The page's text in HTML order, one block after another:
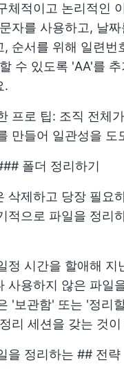
체적이고 논리적인
자를 사용하고, 날
, 순서를 위해 일련번
수 있도록 'AA'를 추
.
프로 팁: 조직 전체
만들어 일관성을 도
폴더 정리하기
삭제하고 당장 필요
적으로 파일을 정리
정 시간을 할애해 지
사용하지 않은 파일
'보관함' 또는 '정리
리 세션을 갖는 것
을 정리하는 ## 전략